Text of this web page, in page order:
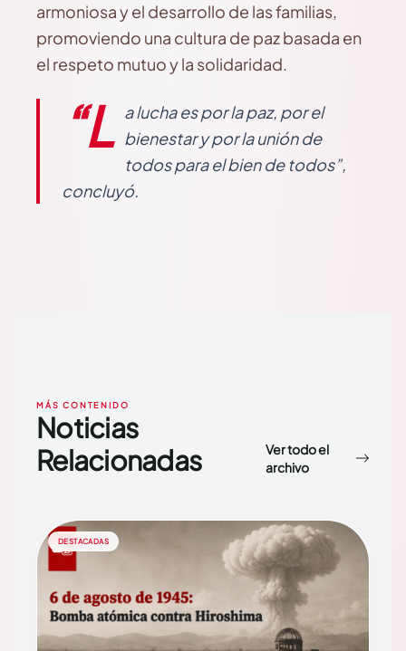
armoniosa y el desarrollo de las familias,
promoviendo una cultura de paz basada en
el respeto mutuo y la solidaridad.
“L a lucha es por la paz, por el
bienestar y por la unión de
todos para el bien de todos”,
concluyó.
MÁS CONTENIDO
Noticias
Relacionadas
Ver todo el
archivo
DESTACADAS